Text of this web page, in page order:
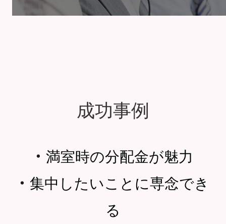
成功事例
・ 満室時の分配金が魅力
・ 集中したいことに専念でき
る